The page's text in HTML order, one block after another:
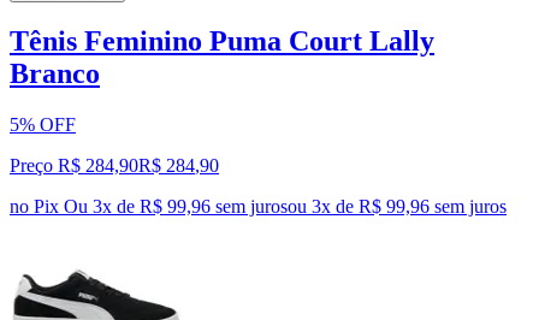
Tênis Feminino Puma Court Lally
Branco
5% OFF
Preço R$ 284,90R$ 284,90
no Pix Ou 3x de R$ 99,96 sem jurosou 3x de R$ 99,96 sem juros